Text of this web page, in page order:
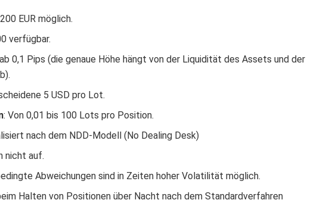
EUR möglich.
verfügbar.
0,1 Pips (die genaue Höhe hängt von der Liquidität des Assets und der
5 USD pro Lot.
: Von 0,01 bis 100 Lots pro Position.
nach dem NDD-Modell (No Dealing Desk)
nicht auf.
Abweichungen sind in Zeiten hoher Volatilität möglich.
Halten von Positionen über Nacht nach dem Standardverfahren